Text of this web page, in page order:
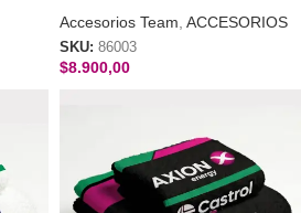
Accesorios Team ACCESORIOS
SKU: 86003
$8.900,00